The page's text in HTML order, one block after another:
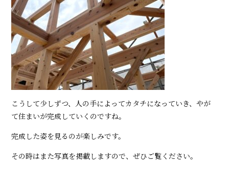
こうして少しずつ、人の手によってカタチになっていき、やが
て住まいが完成していくのですね。
完成した姿を見るのが楽しみです。
その時はまた写真を掲載しますので、ぜひご覧ください。